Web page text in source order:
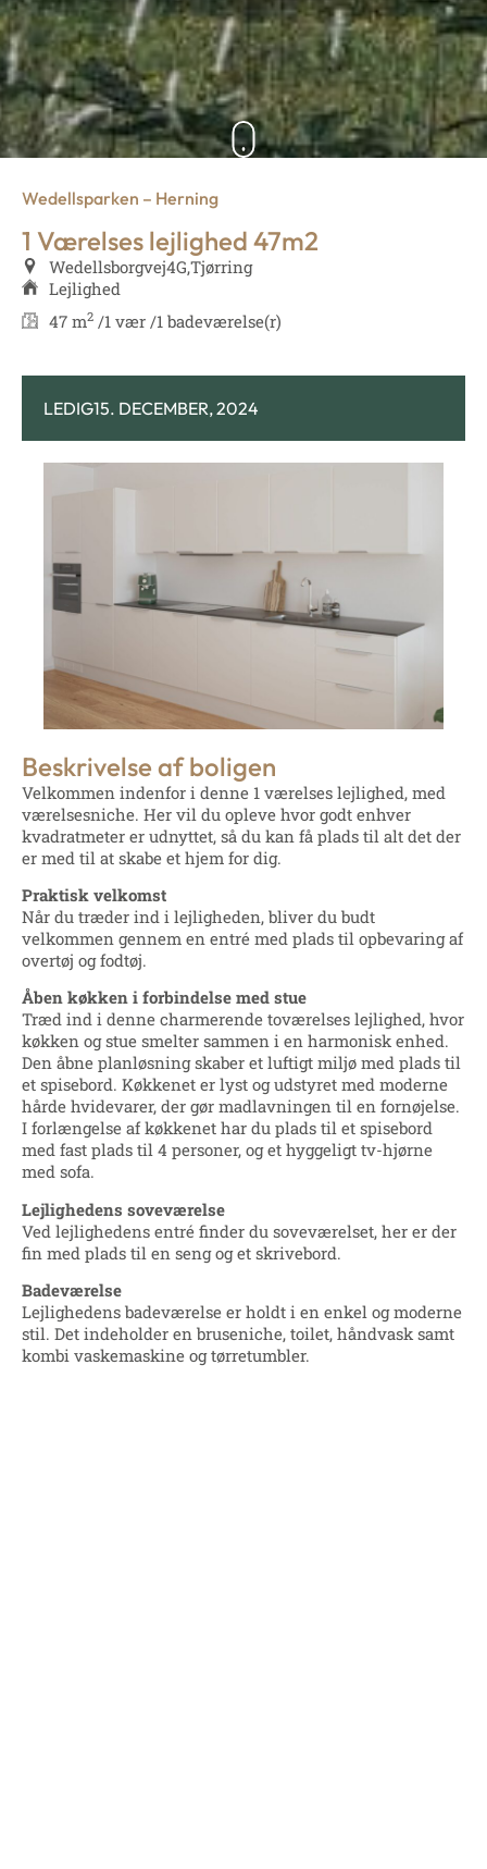
Wedellsparken – Herning
1 Værelses lejlighed 47m2
Wedellsborgvej4G,Tjørring
Lejlighed
47 m2 /1 vær /1 badeværelse(r)
LEDIG15. DECEMBER, 2024
Beskrivelse af boligen
Velkommen indenfor i denne 1 værelses lejlighed, med
værelsesniche. Her vil du opleve hvor godt enhver
kvadratmeter er udnyttet, så du kan få plads til alt det der
er med til at skabe et hjem for dig.
Praktisk velkomst
Når du træder ind i lejligheden, bliver du budt
velkommen gennem en entré med plads til opbevaring af
overtøj og fodtøj.
Åben køkken i forbindelse med stue
Træd ind i denne charmerende toværelses lejlighed, hvor
køkken og stue smelter sammen i en harmonisk enhed.
Den åbne planløsning skaber et luftigt miljø med plads til
et spisebord. Køkkenet er lyst og udstyret med moderne
hårde hvidevarer, der gør madlavningen til en fornøjelse.
I forlængelse af køkkenet har du plads til et spisebord
med fast plads til 4 personer, og et hyggeligt tv-hjørne
med sofa.
Lejlighedens soveværelse
Ved lejlighedens entré finder du soveværelset, her er der
fin med plads til en seng og et skrivebord.
Badeværelse
Lejlighedens badeværelse er holdt i en enkel og moderne
stil. Det indeholder en bruseniche, toilet, håndvask samt
kombi vaskemaskine og tørretumbler.